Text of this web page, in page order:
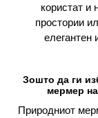
користат и
простории
елегантен
Зошто да ги
мермер
Природниот